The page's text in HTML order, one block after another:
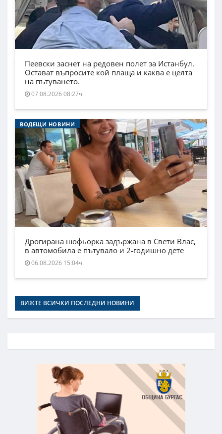
Пеевски заснет на редовен полет за Истанбул.
Остават въпросите кой плаща и каква е целта
на пътуването.
07.08.2026 08:27ч.
ВОДЕЩИ НОВИНИ
Дрогирана шофьорка задържана в Свети Влас,
в автомобила е пътувало и 2-годишно дете
06.08.2026 15:04ч.
ВИЖТЕ ВСИЧКИ ПОСЛЕДНИ НОВИНИ